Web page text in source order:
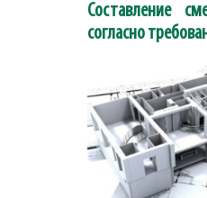
Составление
согласно